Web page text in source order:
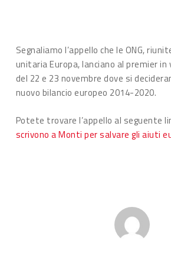
Segnaliamo l’appello che le ONG,
unitaria Europa, lanciano al premier
del 22 e 23 novembre dove si
nuovo bilancio europeo 2014-2020.
Potete trovare l’appello al seguente
scrivono a Monti per salvare gli aiuti